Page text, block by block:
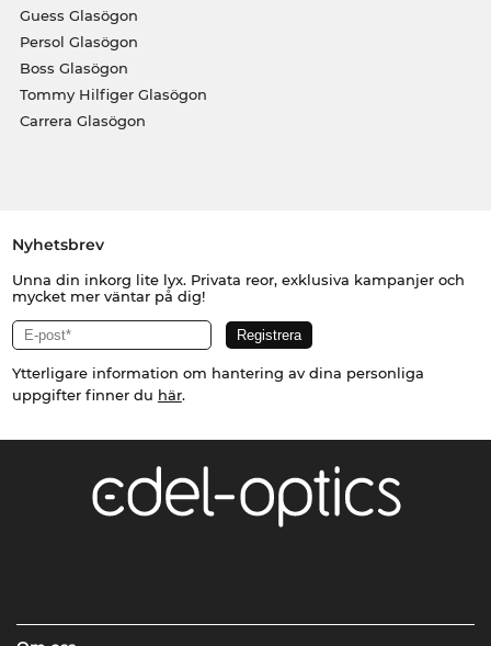
Guess Glasögon
Persol Glasögon
Boss Glasögon
Tommy Hilfiger Glasögon
Carrera Glasögon
Nyhetsbrev
Unna din inkorg lite lyx. Privata reor, exklusiva kampanjer och
mycket mer väntar på dig!
Ytterligare information om hantering av dina personliga
uppgifter finner du här.